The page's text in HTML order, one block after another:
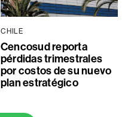
CHILE
Cencosud reporta
pérdidas trimestrales
por costos de su nuevo
plan estratégico